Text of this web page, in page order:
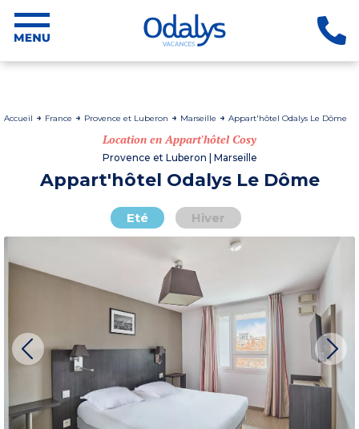
Accueil France Provence et Luberon Marseille Appart'hôtel Odalys Le Dôme
Location en Appart'hôtel Cosy
Provence et Luberon | Marseille
Appart'hôtel Odalys Le Dôme
Eté Hiver